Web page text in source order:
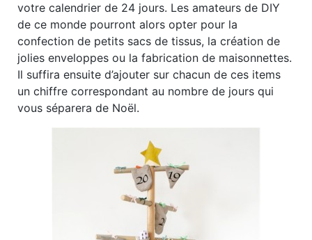
votre calendrier de 24 jours. Les amateurs de DIY
de ce monde pourront alors opter pour la
confection de petits sacs de tissus, la création de
jolies enveloppes ou la fabrication de maisonnettes.
Il suffira ensuite d’ajouter sur chacun de ces items
un chiffre correspondant au nombre de jours qui
vous séparera de Noël.